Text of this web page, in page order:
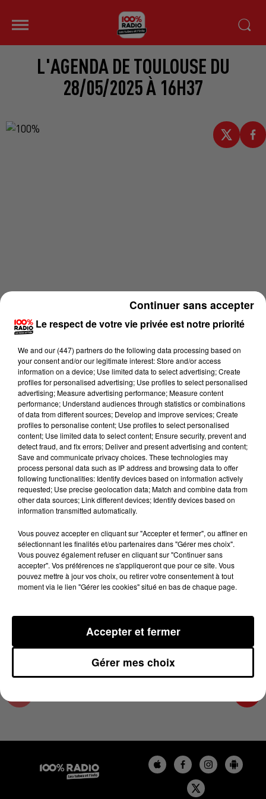
L'AGENDA DE TOULOUSE DU
28/05/2025 À 16H37
Lecture (1 min 14 sec)
100%
100% Radio l'agenda de Toulouse
28 mai 2025 - 1 min 14 sec
L'AGENDA DE TOULOUSE DU 28/05/2025 À
16H37
L'agenda de Toulouse
Le respect de votre vie privée est notre priorité
We and our (447) partnersdo the following data processing based on
your consent and/or our legitimate interest: Store and/or access
information on a device; Use limited data to select advertising; Create
profiles for personalised advertising; Use profiles to select personalised
advertising; Measure advertising performance; Measure content
performance; Understand audiences through statistics or combinations
of data from different sources; Develop and improve services; Create
profiles to personalise content; Use profiles to select personalised
content; Use limited data to select content; Ensure security, prevent and
detect fraud, and fix errors; Deliver and present advertising and content;
Save and communicate privacy choices. These technologies may
process personal data such as IP address and browsing data to offer
following functionalities: Identify devices based on information actively
requested; Use precise geolocation data; Match and combine data from
other data sources; Link different devices; Identify devices based on
information transmitted automatically.
Vous pouvez accepter en cliquant sur "Accepter et fermer", ou affiner en
sélectionnant les finalités et/ou partenaires dans "Gérer mes choix".
Vous pouvez également refuser en cliquant sur "Continuer sans
accepter". Vos préférences ne s'appliqueront que pour ce site. Vous
pouvez mettre à jour vos choix, ou retirer votre consentement à tout
moment via le lien "Gérer les cookies" situé en bas de chaque page.
Gérer mes choix
Accepter et fermer
Continuer sans accepter